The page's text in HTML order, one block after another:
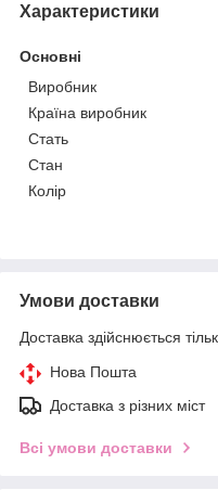
Характеристики
Основні
Виробник
Країна виробник
Стать
Стан
Колір
Умови доставки
Доставка здійснюється
Нова Пошта
Доставка з різних міст
Всі умови доставки